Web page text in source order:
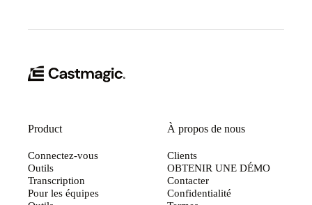
Product
Connectez-vous
Outils
Transcription
Pour les équipes
À propos de nous
Clients
OBTENIR UNE DÉMO
Contacter
Confidentialité